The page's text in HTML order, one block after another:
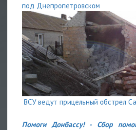
под Днепропетровском
ВСУ ведут прицельный обстрел
Помоги Донбассу! - Сбор